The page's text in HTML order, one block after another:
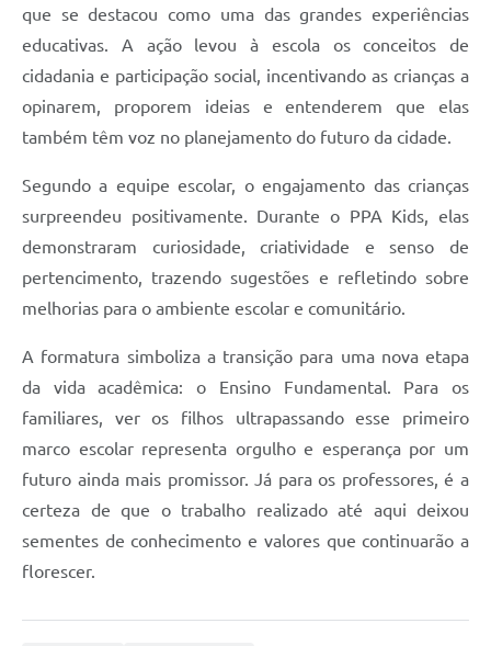
que se destacou como uma das grandes experiências
educativas. A ação levou à escola os conceitos de
cidadania e participação social, incentivando as crianças a
opinarem, proporem ideias e entenderem que elas
também têm voz no planejamento do futuro da cidade.
Segundo a equipe escolar, o engajamento das crianças
surpreendeu positivamente. Durante o PPA Kids, elas
demonstraram curiosidade, criatividade e senso de
pertencimento, trazendo sugestões e refletindo sobre
melhorias para o ambiente escolar e comunitário.
A formatura simboliza a transição para uma nova etapa
da vida acadêmica: o Ensino Fundamental. Para os
familiares, ver os filhos ultrapassando esse primeiro
marco escolar representa orgulho e esperança por um
futuro ainda mais promissor. Já para os professores, é a
certeza de que o trabalho realizado até aqui deixou
sementes de conhecimento e valores que continuarão a
florescer.